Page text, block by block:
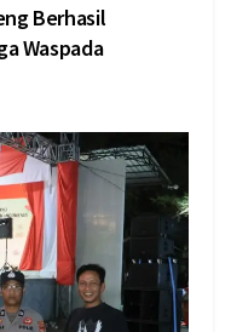
Berhasil
Waspada